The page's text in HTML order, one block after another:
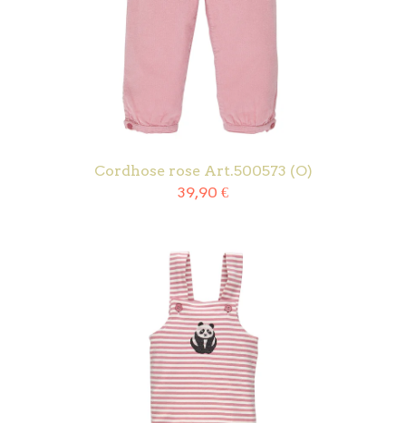
Cordhose rose Art.500573 (O)
39,90 €